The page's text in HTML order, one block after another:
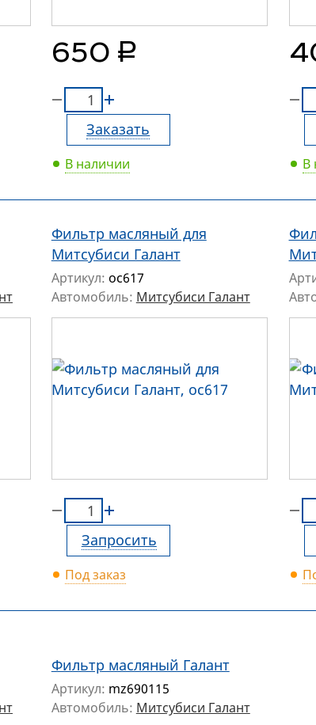
650 руб.
Заказать
В наличии В
Фильтр масляный для
Митсубиси Галант
Артикул: oc617
Автомобиль: Митсубиси Галант
Запросить
Под заказ
Фильтр масляный Галант
Артикул: mz690115
Автомобиль: Митсубиси Галант